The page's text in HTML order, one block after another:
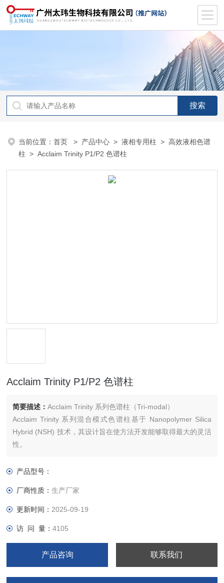
当前位置：首页 > 产品中心 >液相专用柱 >高效液相色谱
柱 > Acclaim Trinity P1/P2 色谱柱
Acclaim Trinity P1/P2 色谱柱
简要描述：Acclaim Trinity 系列色谱柱（Tri-modal）
Acclaim Trinity 系列混合模式色谱柱基于 Nanopolymer Silica
Hybrid (NSH) 技术，其设计旨在使方法开发能够取得最大的灵活
性。
产品型号：
厂商性质：生产厂家
更新时间： 2025-09-19
访 问 量：4105
产品咨询 联系我们